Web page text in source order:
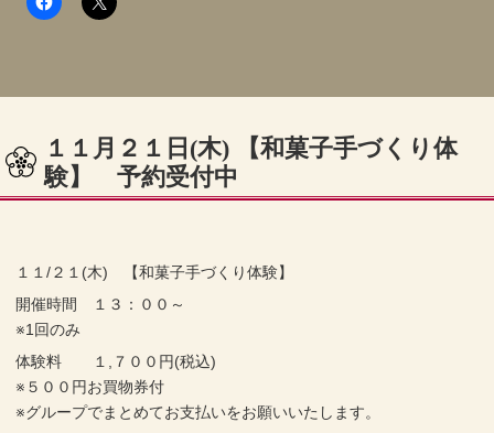
１１月２１日(木) 【和菓子手づくり体
験】 予約受付中
１１/２１(木) 【和菓子手づくり体験】
開催時間 １３：００～
※1回のみ
体験料 １,７００円(税込)
※５００円お買物券付
※グループでまとめてお支払いをお願いいたします。